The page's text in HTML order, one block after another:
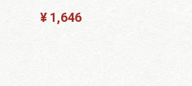
¥ 1,646